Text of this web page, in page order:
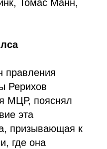
Томас Манн,
правления
Рерихов
МЦР, пояснял
эта
призывающая к
где она